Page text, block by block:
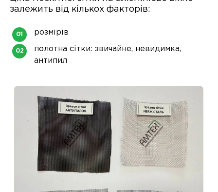
залежить від кількох факторів:
розмірів
полотна сітки: звичайне, невидимка,
антипил